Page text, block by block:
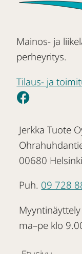
Mainos- ja
perheyritys.
Tilaus- ja
Jerkka Tuote
00680 Helsinki
Puh. 09 728
ma–pe klo